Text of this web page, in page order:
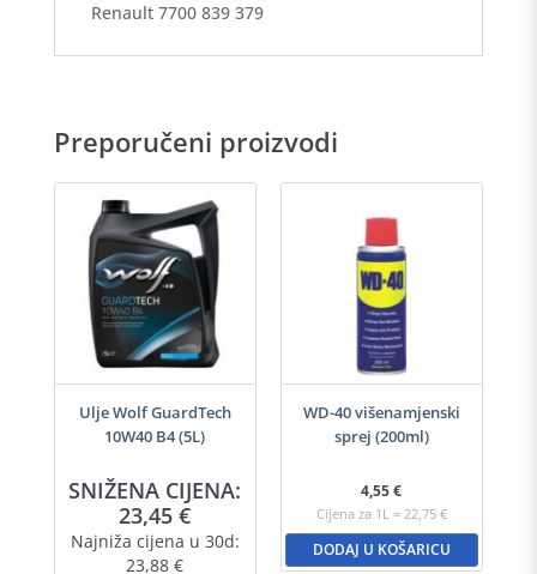
Renault 7700 839 379
Preporučeni proizvodi
Ulje Wolf GuardTech
10W40 B4 (5L)
SNIŽENA CIJENA:
23,45€
Najniža cijena u 30d:
23,88€
WD-40 višenamjenski
sprej (200ml)
4,55€
Cijena za 1L = 22,75 €
DODAJ U KOŠARICU